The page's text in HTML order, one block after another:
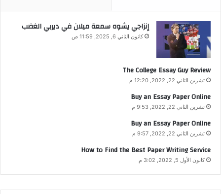
إنزاجي يشوه سمعة ميلان في ديربي الغضب
كانون الثاني 6, 2025, 11:59 ص
The College Essay Guy Review
تشرين الثاني 22, 2022, 12:20 م
Buy an Essay Paper Online
تشرين الثاني 22, 2022, 9:53 م
Buy an Essay Paper Online
تشرين الثاني 22, 2022, 9:57 م
How to Find the Best Paper Writing Service
كانون الأول 5, 2022, 3:02 م